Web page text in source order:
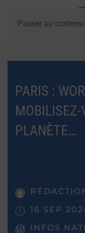
Passer au
PARIS :
MOBILISEZ-
PLANÈTE…
16 SEP
INFOS